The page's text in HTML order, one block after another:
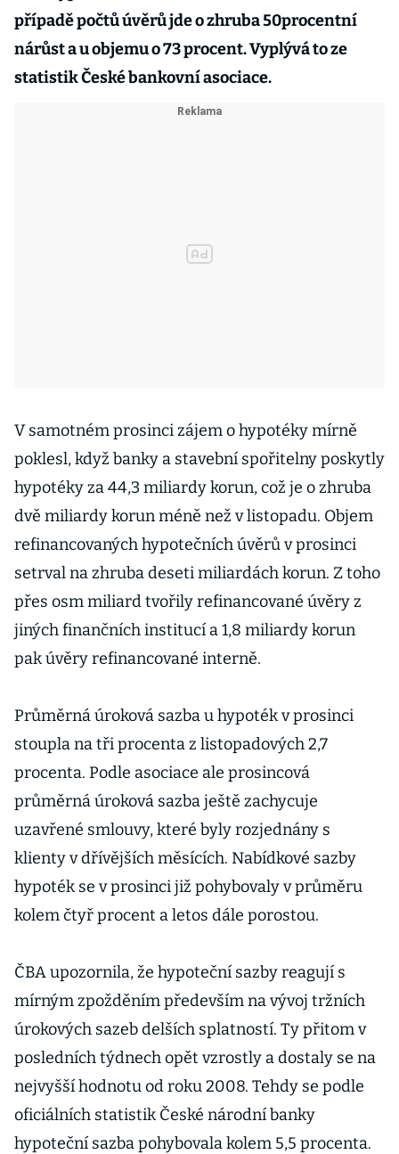
případě počtů úvěrů jde o zhruba 50procentní
nárůst a u objemu o 73 procent. Vyplývá to ze
statistik České bankovní asociace.
V samotném prosinci zájem o hypotéky mírně
poklesl, když banky a stavební spořitelny poskytly
hypotéky za 44,3 miliardy korun, což je o zhruba
dvě miliardy korun méně než v listopadu. Objem
refinancovaných hypotečních úvěrů v prosinci
setrval na zhruba deseti miliardách korun. Z toho
přes osm miliard tvořily refinancované úvěry z
jiných finančních institucí a 1,8 miliardy korun
pak úvěry refinancované interně.
Průměrná úroková sazba u hypoték v prosinci
stoupla na tři procenta z listopadových 2,7
procenta. Podle asociace ale prosincová
průměrná úroková sazba ještě zachycuje
uzavřené smlouvy, které byly rozjednány s
klienty v dřívějších měsících. Nabídkové sazby
hypoték se v prosinci již pohybovaly v průměru
kolem čtyř procent a letos dále porostou.
ČBA upozornila, že hypoteční sazby reagují s
mírným zpožděním především na vývoj tržních
úrokových sazeb delších splatností. Ty přitom v
posledních týdnech opět vzrostly a dostaly se na
nejvyšší hodnotu od roku 2008. Tehdy se podle
oficiálních statistik České národní banky
hypoteční sazba pohybovala kolem 5,5 procenta.